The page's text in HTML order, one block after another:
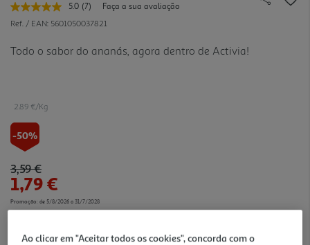
5.0 Leu
7
para
(7)
Faça a sua avaliação
Ref. / EAN: 5601050037821
Todo o sabor do ananás, agora dentro de Activia!
2.89 €/Kg
-50%
Price reduced from
3,59 €to
1,79 €
Promoção: de 5/8/2026 a 31/7/2028
Ao clicar em "Aceitar todos os cookies", concorda com o